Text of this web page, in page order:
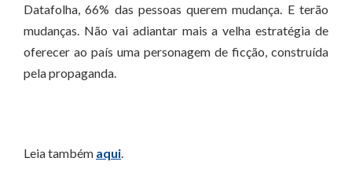
Datafolha, 66% das pessoas querem mudança. E terão
mudanças. Não vai adiantar mais a velha estratégia de
oferecer ao país uma personagem de ficção, construída
pela propaganda.
Leia também aqui.